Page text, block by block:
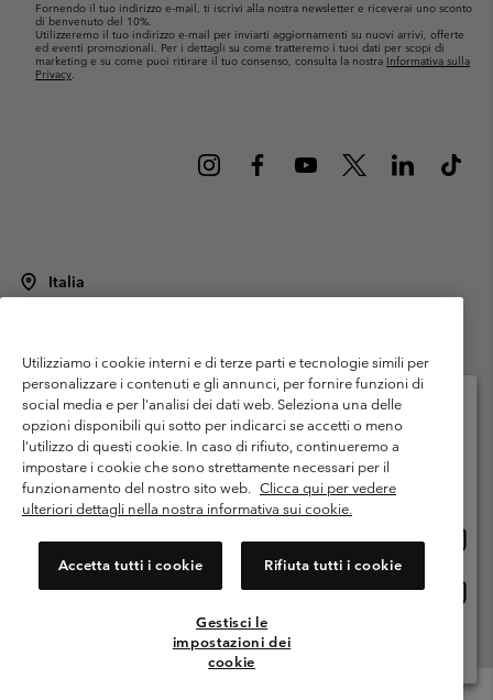
Fornendo il tuo indirizzo e-mail, ti iscrivi alla nostra newsletter e riceverai uno sconto
di benvenuto del 10%.
Utilizzeremo il tuo indirizzo e-mail per inviarti aggiornamenti su nuovi arrivi, offerte
ed eventi promozionali. Per i dettagli su come tratteremo i tuoi dati per scopi di
marketing e su come puoi ritirare il tuo consenso, consulta la nostra Informativa sulla
Privacy.
Italia
Termini di utilizzo
Condizioni Generali di Venditaa
Garanzia
Politica sulla privacy
Termini e condizioni del programma di membership
Condizioni di utilizzo dei contenuti generati dagli utenti
Impressum
Cookies
Public CBCR
Servizio clienti: Lun. - ven. 9:00 - 13:00 & 14:00- 18:00
(+)390694804176
Utilizziamo i cookie interni e di terze parti e tecnologie simili per
personalizzare i contenuti e gli annunci, per fornire funzioni di
social media e per l'analisi dei dati web. Seleziona una delle
opzioni disponibili qui sotto per indicarci se accetti o meno
l'utilizzo di questi cookie. In caso di rifiuto, continueremo a
impostare i cookie che sono strettamente necessari per il
funzionamento del nostro sito web. Clicca qui per vedere
ulteriori dettagli nella nostra informativa sui cookie.
Accetta tutti i cookie Rifiuta tutti i cookie
Gestisci le
impostazioni dei
cookie
Seleziona il paese di spedizione e la lingua
Shopping online disponibile
online
Italia
online
Visualizza Tutti I Paesi